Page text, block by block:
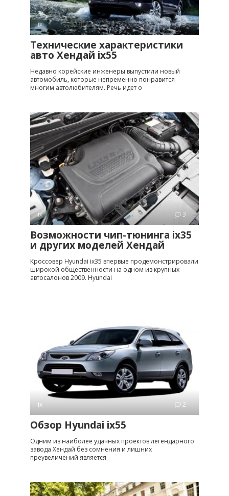
ix 3
Технические характеристики
авто Хендай ix55
Недавно корейские инженеры выпустили новый
автомобиль, которые непременно понравится
многим автолюбителям. Речь идет о
ix 3
Возможности чип-тюнинга ix35
и других моделей Хендай
Кроссовер Hyundai ix35 впервые продемонстрировали
широкой общественности на одном из крупных
автосалонов 2009. Hyundai
ix 2
Обзор Hyundai ix55
Одним из наиболее удачных проектов легендарного
завода Хендай без сомнения и лишних
преувеличений является